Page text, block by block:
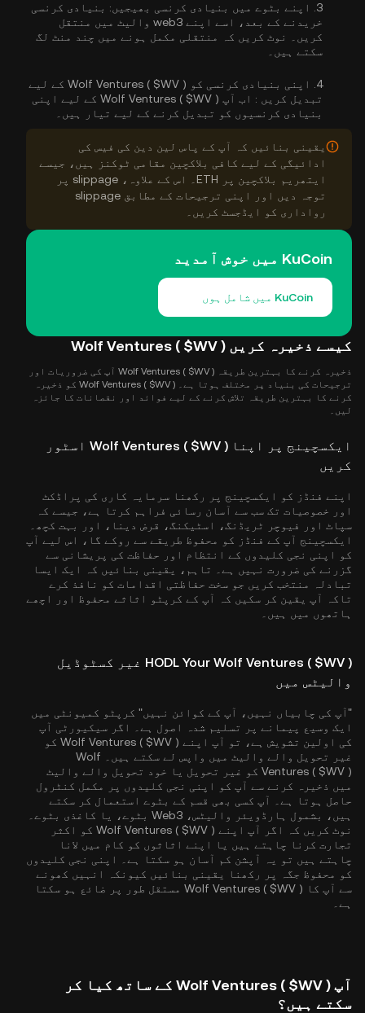
3. اپنے بٹوے میں بنیادی کرنسی بھیجیں: بنیادی کرنسی
خریدنے کے بعد، اسے اپنے web3 والیٹ میں منتقل
کریں۔ نوٹ کریں کہ منتقلی مکمل ہونے میں چند منٹ لگ
سکتے ہیں۔
4.
اپنی بنیادی کرنسی کو Wolf Ventures ( $WV ) کے لیے
تبدیل کریں :
اب آپ Wolf Ventures ( $WV ) کے لیے اپنی
بنیادی کرنسیوں کو تبدیل کرنے کے لیے تیار ہیں۔
یقینی بنائیں کہ آپ کے پاس لین دین کی فیس کی
ادائیگی کے لیے کافی بلاکچین مقامی ٹوکنز ہیں، جیسے
ایتھریم بلاکچین پر ETH۔ اس کے علاوہ، slippage پر
توجہ دیں اور اپنی ترجیحات کے مطابق slippage
رواداری کو ایڈجسٹ کریں۔
KuCoin میں خوش آمدید
KuCoin میں شامل ہوں
کیسے ذخیرہ کریں Wolf Ventures ( $WV )
ذخیرہ کرنے کا بہترین طریقہ Wolf Ventures ( $WV ) آپ کی ضروریات اور
ترجیحات کی بنیاد پر مختلف ہوتا ہے۔ Wolf Ventures ( $WV ) کو ذخیرہ
کرنے کا بہترین طریقہ تلاش کرنے کے لیے فوائد اور نقصانات کا جائزہ
لیں۔
ایکسچینج پر اپنا Wolf Ventures ( $WV ) اسٹور
کریں
اپنے فنڈز کو ایکسچینج پر رکھنا سرمایہ کاری کی پراڈکٹ
اور خصوصیات تک سب سے آسان رسائی فراہم کرتا ہے، جیسے کہ
سپاٹ اور فیوچر ٹریڈنگ، اسٹیکنگ، قرض دینا، اور بہت کچھ۔
ایکسچینج آپ کے فنڈز کو محفوظ طریقے سے روکے گا، اس لیے آپ
کو اپنی نجی کلیدوں کے انتظام اور حفاظت کی پریشانی سے
گزرنے کی ضرورت نہیں ہے۔ تاہم، یقینی بنائیں کہ ایک ایسا
تبادلہ منتخب کریں جو سخت حفاظتی اقدامات کو نافذ کرے
تاکہ آپ یقین کر سکیں کہ آپ کے کرپٹو اثاثے محفوظ اور اچھے
ہاتھوں میں ہیں۔
HODL Your Wolf Ventures ( $WV ) غیر کسٹوڈیل
والیٹس میں
"آپ کی چابیاں نہیں، آپ کے کوائن نہیں" کرپٹو کمیونٹی میں
ایک وسیع پیمانے پر تسلیم شدہ اصول ہے۔ اگر سیکیورٹی آپ
کی اولین تشویش ہے، تو آپ اپنے Wolf Ventures ( $WV ) کو
غیر تحویل والے والیٹ میں واپس لے سکتے ہیں۔ Wolf
Ventures ( $WV ) کو غیر تحویل یا خود تحویل والے والیٹ
میں ذخیرہ کرنے سے آپ کو اپنی نجی کلیدوں پر مکمل کنٹرول
حاصل ہوتا ہے۔ آپ کسی بھی قسم کے بٹوے استعمال کر سکتے
ہیں، بشمول ہارڈویئر والیٹس، Web3 بٹوے، یا کاغذی بٹوے۔
نوٹ کریں کہ اگر آپ اپنے Wolf Ventures ( $WV ) کو اکثر
تجارت کرنا چاہتے ہیں یا اپنے اثاثوں کو کام میں لانا
چاہتے ہیں تو یہ آپشن کم آسان ہو سکتا ہے۔ اپنی نجی کلیدوں
کو محفوظ جگہ پر رکھنا یقینی بنائیں کیونکہ انہیں کھونے
سے آپ کا Wolf Ventures ( $WV ) مستقل طور پر ضائع ہو سکتا
ہے۔
آپ Wolf Ventures ( $WV ) کے ساتھ کیا کر
سکتے ہیں؟